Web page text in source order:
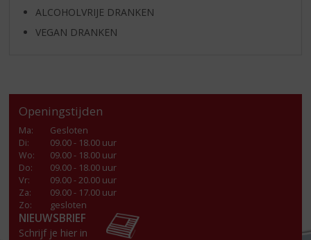
ALCOHOLVRIJE DRANKEN
VEGAN DRANKEN
Openingstijden
Ma:
Gesloten
Di:
09.00 - 18.00 uur
Wo:
09.00 - 18.00 uur
Do:
09.00 - 18.00 uur
Vr:
09.00 - 20.00 uur
Za:
09.00 - 17.00 uur
Zo:
gesloten
NIEUWSBRIEF
Schrijf je hier in